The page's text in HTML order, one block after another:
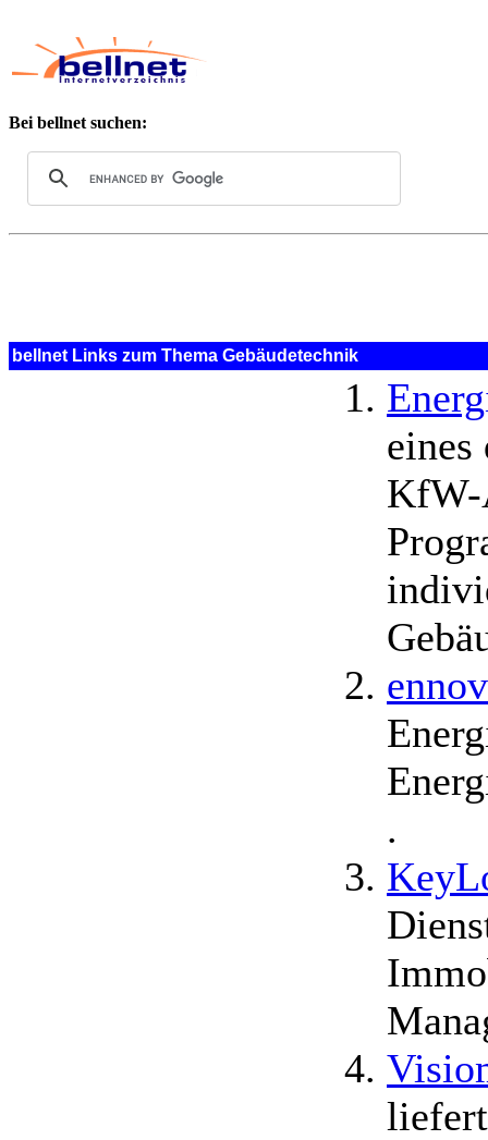
Bei bellnet suchen:
bellnet Links zum Thema Gebäudetechnik
eines
KfW-
.